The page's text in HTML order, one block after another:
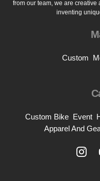
from our team, we are
inventing
Custom
Custom Bike Event
Apparel And